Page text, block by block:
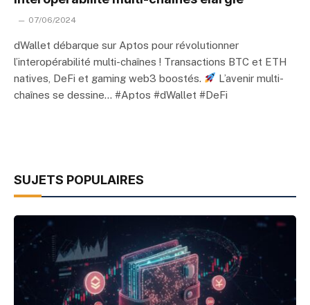
07/06/2024
dWallet débarque sur Aptos pour révolutionner
l’interopérabilité multi-chaînes ! Transactions BTC et ETH
natives, DeFi et gaming web3 boostés.
L’avenir multi-
chaînes se dessine… #Aptos #dWallet #DeFi
SUJETS POPULAIRES